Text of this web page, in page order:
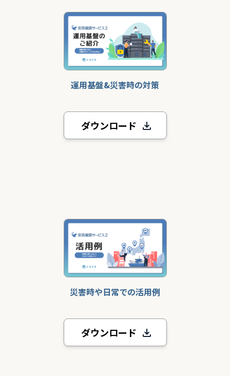
運用基盤&災害時の対策
ダウンロード
災害時や日常での活用例
ダウンロード